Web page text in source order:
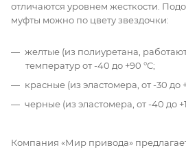
отличаются уровнем жесткости.
муфты можно по цвету звездочки:
желтые (из полиуретана,
температур от -40 до +90 °C;
красные (из эластомера, от -30 до
черные (из эластомера, от -40 до
Компания «Мир привода»